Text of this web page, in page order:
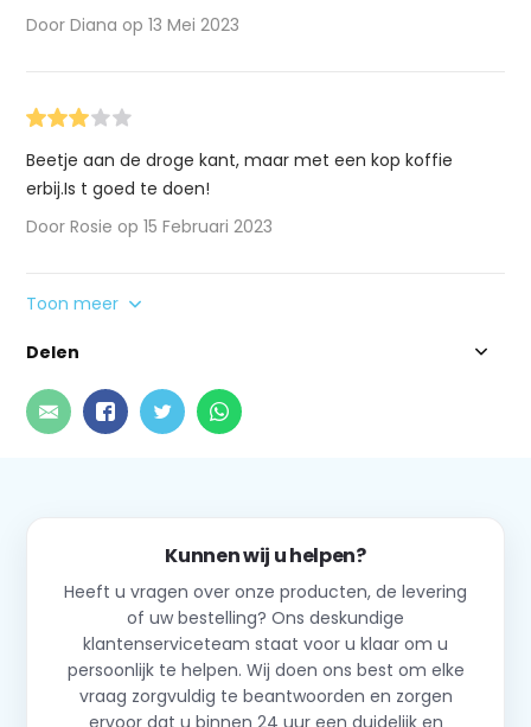
Door Diana op 13 Mei 2023
Beetje aan de droge kant, maar met een kop koffie
erbij.Is t goed te doen!
Door Rosie op 15 Februari 2023
Toon meer
Delen
Kunnen wij u helpen?
Heeft u vragen over onze producten, de levering
of uw bestelling? Ons deskundige
klantenserviceteam staat voor u klaar om u
persoonlijk te helpen. Wij doen ons best om elke
vraag zorgvuldig te beantwoorden en zorgen
ervoor dat u binnen 24 uur een duidelijk en